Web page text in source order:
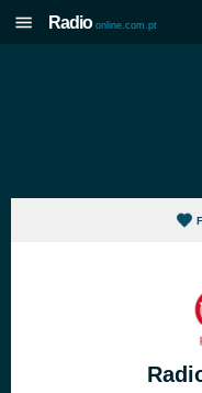
Radio online.com.pt